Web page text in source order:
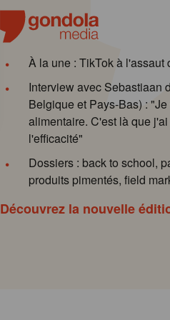
À la une : TikTok à l'assaut
Interview avec Sebastiaan
Belgique et Pays-Bas) :
alimentaire. C'est là que
l'efficacité"
Dossiers : back to school,
produits pimentés, field
Découvrez la nouvelle